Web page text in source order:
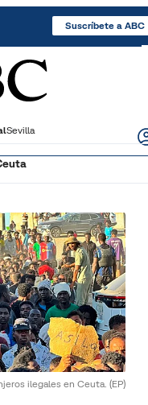
Suscríbete a ABC
Sevilla
ilegales en Ceuta. (EP)